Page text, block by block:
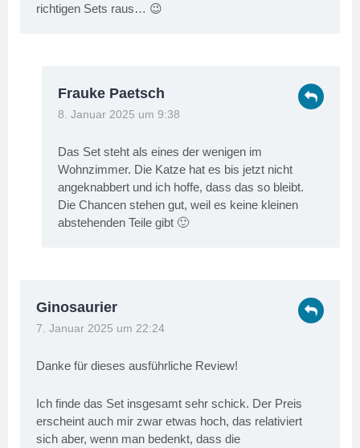
richtigen Sets raus… 😉
Frauke Paetsch
8. Januar 2025 um 9:38
Das Set steht als eines der wenigen im
Wohnzimmer. Die Katze hat es bis jetzt nicht
angeknabbert und ich hoffe, dass das so bleibt.
Die Chancen stehen gut, weil es keine kleinen
abstehenden Teile gibt 🙂
Ginosaurier
7. Januar 2025 um 22:24
Danke für dieses ausführliche Review!
Ich finde das Set insgesamt sehr schick. Der Preis
erscheint auch mir zwar etwas hoch, das relativiert
sich aber, wenn man bedenkt, dass die